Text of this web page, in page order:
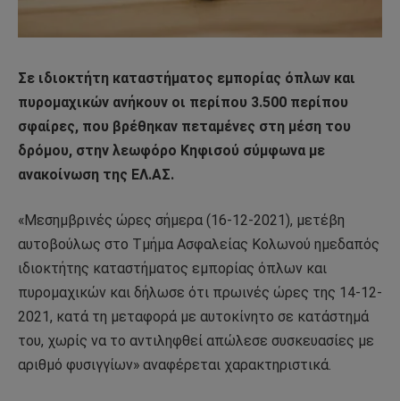
Σε ιδιοκτήτη καταστήματος εμπορίας όπλων και
πυρομαχικών ανήκουν οι περίπου 3.500 περίπου
σφαίρες, που βρέθηκαν πεταμένες στη μέση του
δρόμου, στην λεωφόρο Κηφισού σύμφωνα με
ανακοίνωση της ΕΛ.ΑΣ.
«Μεσημβρινές ώρες σήμερα (16-12-2021), μετέβη
αυτοβούλως στο Τμήμα Ασφαλείας Κολωνού ημεδαπός
ιδιοκτήτης καταστήματος εμπορίας όπλων και
πυρομαχικών και δήλωσε ότι πρωινές ώρες της 14-12-
2021, κατά τη μεταφορά με αυτοκίνητο σε κατάστημά
του, χωρίς να το αντιληφθεί απώλεσε συσκευασίες με
αριθμό φυσιγγίων» αναφέρεται χαρακτηριστικά.